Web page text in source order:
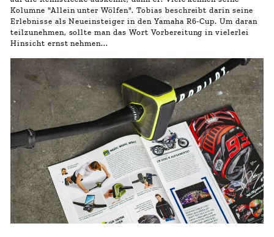
Kolumne "Allein unter Wölfen". Tobias beschreibt darin seine
Erlebnisse als Neueinsteiger in den Yamaha R6-Cup. Um daran
teilzunehmen, sollte man das Wort Vorbereitung in vielerlei
Hinsicht ernst nehmen...